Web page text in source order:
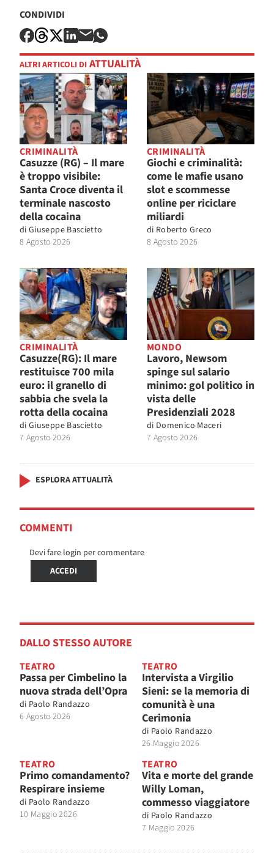
CONDIVIDI
ALTRI ARTICOLI DI ATTUALITÀ
CRIMINALITÀ
Casuzze (RG) – Il mare
è troppo visibile:
Santa Croce diventa il
terminale nascosto
della cocaina
di Giuseppe Bascietto
8 Agosto 2026
CRIMINALITÀ
Giochi e criminalità:
come le mafie usano
slot e scommesse
online per riciclare
miliardi
di Roberto Greco
8 Agosto 2026
CRIMINALITÀ
Casuzze(RG): Il mare
restituisce 700 mila
euro: il granello di
sabbia che svela la
rotta della cocaina
di Giuseppe Bascietto
7 Agosto 2026
MONDO
Lavoro, Newsom
spinge sul salario
minimo: gol politico in
vista delle
Presidenziali 2028
di Domenico Maceri
7 Agosto 2026
ESPLORA ATTUALITÀ
COMMENTI
Devi fare login per commentare
ACCEDI
DALLO STESSO AUTORE
TEATRO
Passa per Cimbelino la
nuova strada dell’Opra
di Paolo Randazzo
6 Agosto 2026
TEATRO
Intervista a Virgilio
Sieni: se la memoria di
comunità è una
Cerimonia
di Paolo Randazzo
26 Maggio 2026
TEATRO
Primo comandamento?
Respirare insieme
di Paolo Randazzo
10 Maggio 2026
TEATRO
Vita e morte del grande
Willy Loman,
commesso viaggiatore
di Paolo Randazzo
7 Maggio 2026